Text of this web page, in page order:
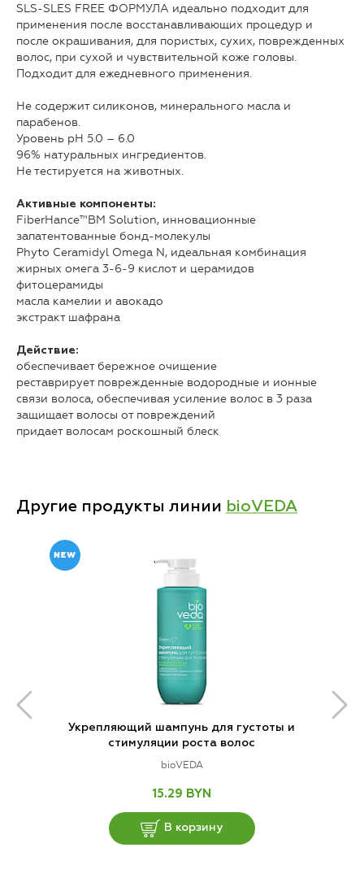
SLS-SLES FREE ФОРМУЛА идеально подходит для
применения после восстанавливающих процедур и
после окрашивания, для пористых, сухих, поврежденных
волос, при сухой и чувствительной коже головы.
Подходит для ежедневного применения.
Не содержит силиконов, минерального масла и
парабенов.
Уровень pH 5.0 – 6.0
96% натуральных ингредиентов.
Не тестируется на животных.
Активные компоненты:
FiberHance™BM Solution, инновационные
запатентованные бонд-молекулы
Phyto Ceramidyl Omega N, идеальная комбинация
жирных омега 3-6-9 кислот и церамидов
фитоцерамиды
масла камелии и авокадо
экстракт шафрана
Действие:
обеспечивает бережное очищение
реставрирует поврежденные водородные и ионные
связи волоса, обеспечивая усиление волос в 3 раза
защищает волосы от повреждений
придает волосам роскошный блеск
Другие продукты линии bioVEDA
Укрепляющий шампунь для густоты и
стимуляции роста волос
bioVEDA
15.29 BYN
В корзину